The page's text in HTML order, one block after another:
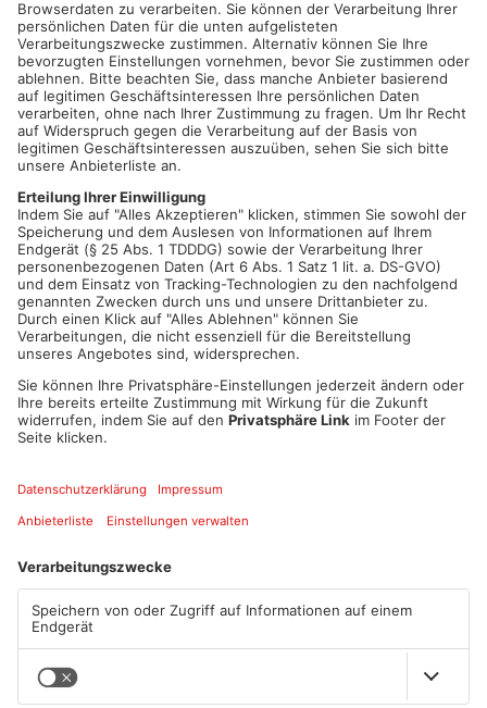
17.12. jeweils um 17:30 Uhr; Treffpunkt am Steinheimer
Torturm
•Seligenstadt:Online Adventsmarkt unterhttps://www.unser-
seligenstadt...
•Seligenstadt:Kinderstadtführung am 11.12. um 11 Uhr;
Treffpunkt: Tourist-Info
•Sulzbach:Kuchenverkauf to go am 5.12.
•Sulzbach:Sangerkranz verkauft selbstgemachten
Weihnachtsschmuck
•Westerngrund:Lichtergottesdienst am 1.12., 8.12., 15.12. und
22.12. in der Kirche
•Wörth:Aktion Sternstunden am 12.12. um 17 Uhr im
Bürgerhaus
•Wörth:Weihnachtswanderung am 12.12. um 16:30 Uhr;
Treffpunkt: Spielplatz St. Martin Straße
•Wörth:Weihnachts-Spielen am 24.12. um 12 Uhr im
ANZEIGE